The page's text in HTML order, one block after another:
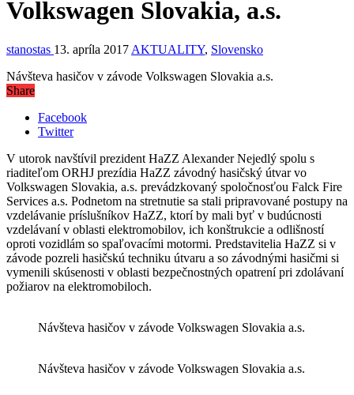
Volkswagen Slovakia, a.s.
stanostas 13. apríla 2017 AKTUALITY, Slovensko
Návšteva hasičov v závode Volkswagen Slovakia a.s.
Share
Facebook
Twitter
V utorok navštívil prezident HaZZ Alexander Nejedlý spolu s
riaditeľom ORHJ prezídia HaZZ závodný hasičský útvar vo
Volkswagen Slovakia, a.s. prevádzkovaný spoločnosťou Falck Fire
Services a.s. Podnetom na stretnutie sa stali pripravované postupy na
vzdelávanie príslušníkov HaZZ, ktorí by mali byť v budúcnosti
vzdelávaní v oblasti elektromobilov, ich konštrukcie a odlišností
oproti vozidlám so spaľovacími motormi. Predstavitelia HaZZ si v
závode pozreli hasičskú techniku útvaru a so závodnými hasičmi si
vymenili skúsenosti v oblasti bezpečnostných opatrení pri zdolávaní
požiarov na elektromobiloch.
Návšteva hasičov v závode Volkswagen Slovakia a.s.
Návšteva hasičov v závode Volkswagen Slovakia a.s.